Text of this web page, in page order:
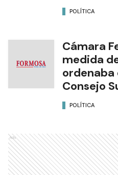
POLÍTICA
Cámara
medida
ordenaba
Consejo
POLÍTICA
Ads